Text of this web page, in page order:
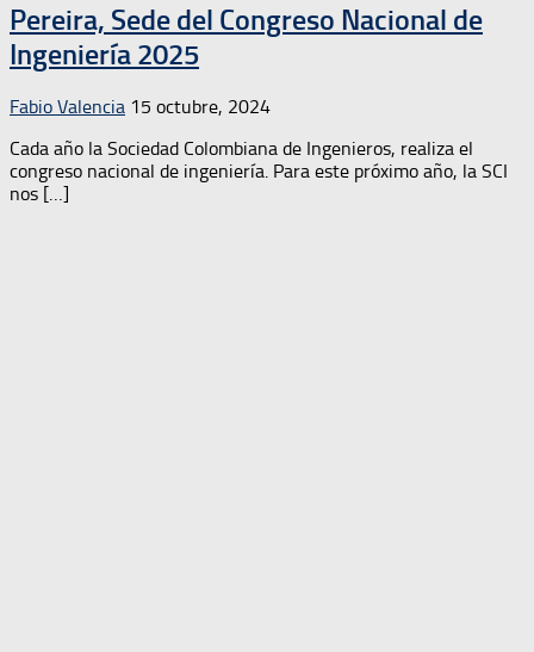
Pereira, Sede del Congreso Nacional de
Ingeniería 2025
Fabio Valencia 15 octubre, 2024
Cada año la Sociedad Colombiana de Ingenieros, realiza el
congreso nacional de ingeniería. Para este próximo año, la SCI
nos […]